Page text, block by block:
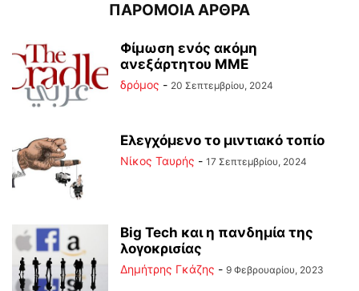
ΠΑΡΟΜΟΙΑ ΑΡΘΡΑ
Φίμωση ενός ακόμη
ανεξάρτητου ΜΜΕ
δρόμος - 20 Σεπτεμβρίου, 2024
Ελεγχόμενο το μιντιακό τοπίο
Νίκος Ταυρής - 17 Σεπτεμβρίου, 2024
Big Tech και η πανδημία της
λογοκρισίας
Δημήτρης Γκάζης - 9 Φεβρουαρίου, 2023